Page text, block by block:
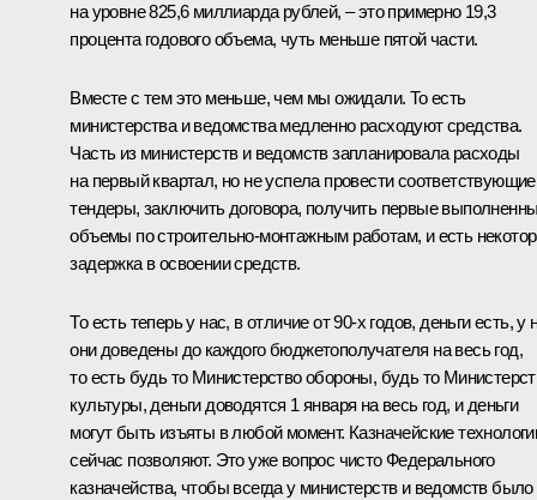
на уровне 825,6 миллиарда рублей, – это примерно 19,3
процента годового объема, чуть меньше пятой части.
Вместе с тем это меньше, чем мы ожидали. То есть
министерства и ведомства медленно расходуют средства.
Часть из министерств и ведомств запланировала расходы
на первый квартал, но не успела провести соответствующие
тендеры, заключить договора, получить первые
объемы по строительно-монтажным работам, и есть
задержка в освоении средств.
То есть теперь у нас, в отличие от 90-х годов, деньги есть, у
они доведены до каждого бюджетополучателя на весь год,
то есть будь то Министерство обороны, будь то
культуры, деньги доводятся 1 января на весь год, и деньги
могут быть изъяты в любой момент. Казначейские
сейчас позволяют. Это уже вопрос чисто Федерального
казначейства, чтобы всегда у министерств и ведомств было